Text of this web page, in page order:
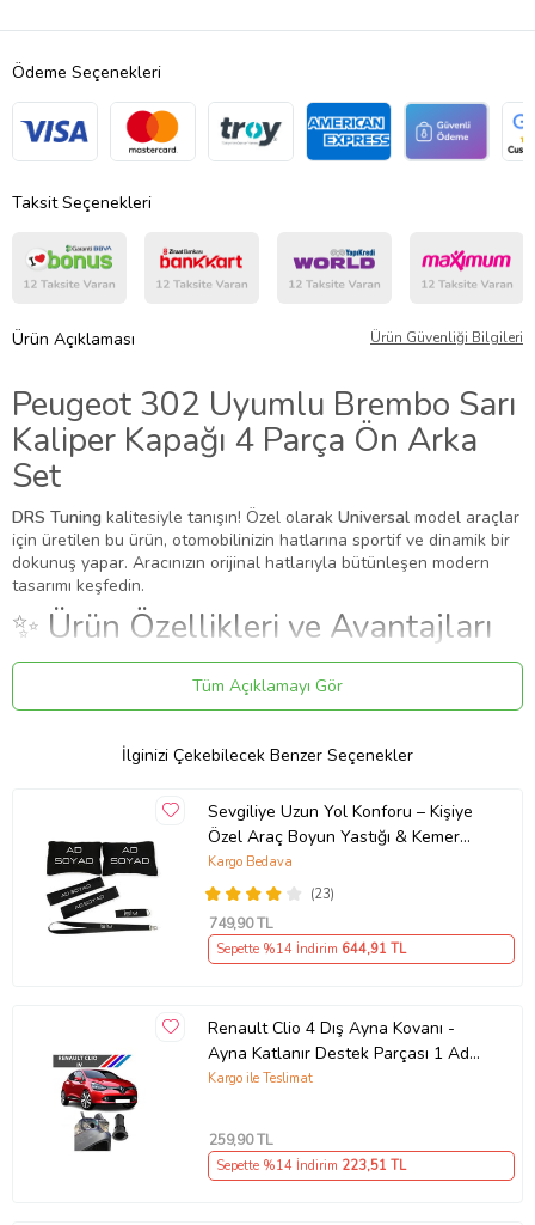
Ödeme Seçenekleri
Taksit Seçenekleri
Ürün Açıklaması Ürün Güvenliği Bilgileri
Peugeot 302 Uyumlu Brembo Sarı
Kaliper Kapağı 4 Parça Ön Arka
Set
DRS Tuning kalitesiyle tanışın! Özel olarak Universal model araçlar
için üretilen bu ürün, otomobilinizin hatlarına sportif ve dinamik bir
dokunuş yapar. Aracınızın orijinal hatlarıyla bütünleşen modern
tasarımı keşfedin.
✨ Ürün Özellikleri ve Avantajları
✔Birebir Uyum:Aracınızın orijinal ölçülerine sadık kalınarak
✔Malzeme:Dayanıklı ve uzun ömürlü malzeme.
Jant ve kaliper arasından en az 2 cm boşluk olan araçlarda
Kaliper tiplerine göre ufak çapta uygun kesme işlemi yapılabilir
Yüksek ısıya dayanıklı maddeden üretilmiştir.
Fren merkezi üzerine yapıştırarak veya vidalanarak monte
edilebilir
Araç kaliper sistemine göre ufak çapta kesme işlemi gerekebilir
Diğer ithal ürünler gibi boyama değildir. Sonradan rengi asla
solmaz.
monte edilir. Montaj için çift taraflı bant veya silikon kullanılması
önerilir. Orijinal parçayı sökmenize gerek yoktur.
Paket İçeriği
Ön arka olarak 2 büyük 2 küçük toplamda 4 adet gönderilir.
:Kaliper Kapağı (Ön arka olarak 2 büyük 2 küçük toplamda 4 adet
2 Adet Ön (27,5 x 7,8 x 5,8 CM)
Tüm Açıklamayı Gör
İlginizi Çekebilecek Benzer Seçenekler
Sevgiliye Uzun Yol Konforu – Kişiye
Özel Araç Boyun Yastığı & Kemer
Pedi Hediye Seti
(23)
Kargo Bedava
749,90 TL
Sepette %14 İndirim 644,91 TL
Renault Clio 4 Dış Ayna Kovanı -
Ayna Katlanır Destek Parçası 1 Adet
490307706 M3625
Kargo ile Teslimat
259,90 TL
Sepette %14 İndirim 223,51 TL